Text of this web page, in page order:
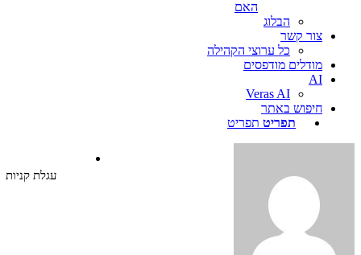
הבלוג
צור קשר
כל ערוצי הקהילה
מודלים מודפסים
AI
Veras AI
חיפוש באתר
תפריט תפריט
עגלת קניות